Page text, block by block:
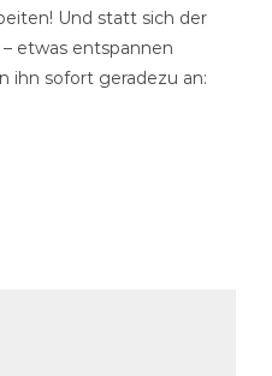
Und statt sich der
etwas entspannen
ihn sofort geradezu an: